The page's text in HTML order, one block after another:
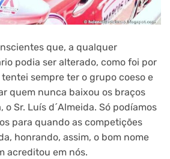
que, a qualquer
podia ser alterado, como foi por
sempre ter o grupo coeso e
quem nunca baixou os braços
Sr. Luís d´Almeida. Só podíamos
para quando as competições
honrando, assim, o bom nome
acreditou em nós.